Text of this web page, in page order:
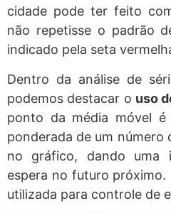
cidade pode ter feito
não repetisse o padrão
indicado pela seta
Dentro da análise de
podemos destacar o uso
ponto da média móvel
ponderada de um
no gráfico, dando uma
espera no futuro próximo.
utilizada para controle de